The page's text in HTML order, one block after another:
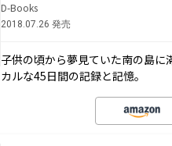
D-Books
2018.07.26 発売
子供の頃から夢見ていた南の島
カルな45日間の記録と記憶。